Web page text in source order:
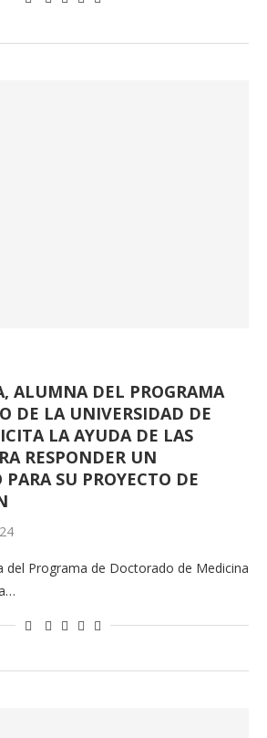
ALUMNA DEL PROGRAMA
DE LA UNIVERSIDAD DE
LA AYUDA DE LAS
RESPONDER UN
SU PROYECTO DE
del Programa de Doctorado de Medicina